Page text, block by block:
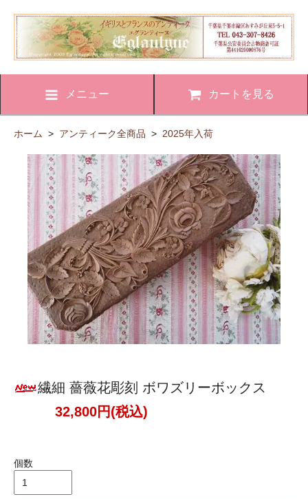
メニュー カートを見る
ホーム > アンティーク全商品 > 2025年入荷
繊細 薔薇花彫刻 ボワズリーボックス
32,800円(税込)
個数